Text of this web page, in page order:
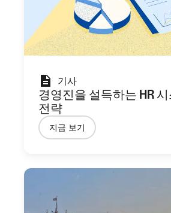
기사
경영진을 설득하는 HR
전략
지금 보기